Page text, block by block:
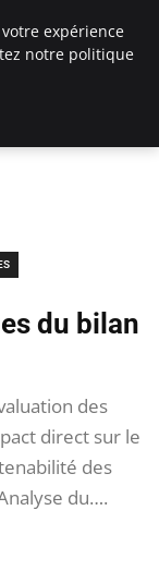
du bilan
des
direct sur le
des
du….
expérience
notre politique